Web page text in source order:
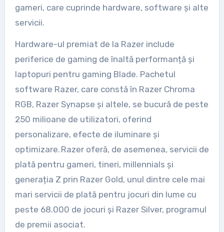
gameri, care cuprinde hardware, software și alte
servicii.
Hardware-ul premiat de la Razer include
periferice de gaming de înaltă performanță și
laptopuri pentru gaming Blade. Pachetul
software Razer, care constă în Razer Chroma
RGB, Razer Synapse și altele, se bucură de peste
250 milioane de utilizatori, oferind
personalizare, efecte de iluminare și
optimizare. Razer oferă, de asemenea, servicii de
plată pentru gameri, tineri, millennials și
generația Z prin Razer Gold, unul dintre cele mai
mari servicii de plată pentru jocuri din lume cu
peste 68.000 de jocuri și Razer Silver, programul
de premii asociat.